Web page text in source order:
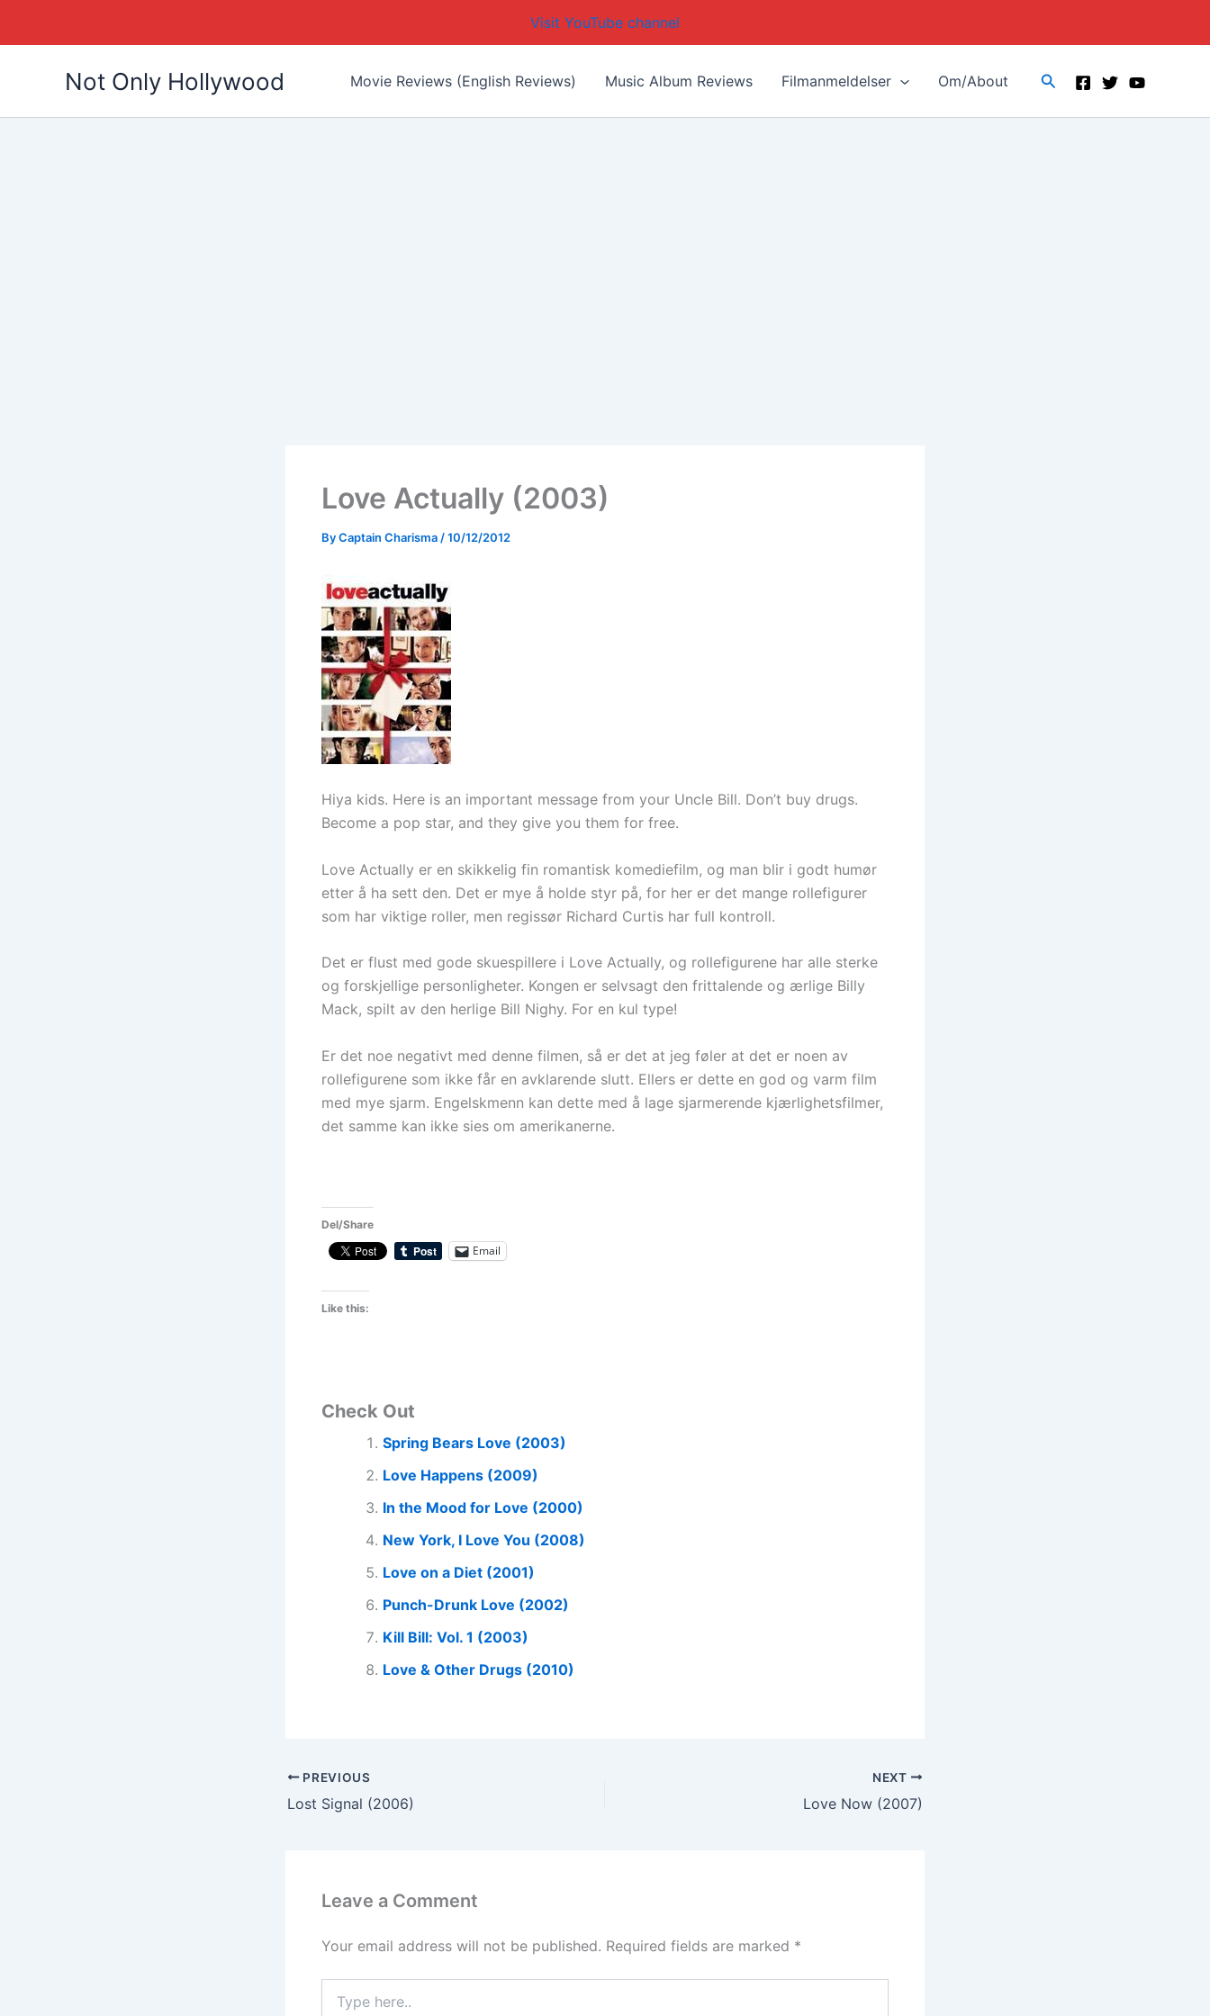
Visit YouTube channel
Not Only Hollywood Movie Reviews (English Reviews) Music Album Reviews Filmanmeldelser Om/About Search
Love Actually (2003)
ByCaptain Charisma/10/12/2012
Hiya kids. Here is an important message from your Uncle Bill. Don’t buy drugs.
Become a pop star, and they give you them for free.
Love Actually er en skikkelig fin romantisk komediefilm, og man blir i godt humør
etter å ha sett den. Det er mye å holde styr på, for her er det mange rollefigurer
som har viktige roller, men regissør Richard Curtis har full kontroll.
Det er flust med gode skuespillere i Love Actually, og rollefigurene har alle sterke
og forskjellige personligheter. Kongen er selvsagt den frittalende og ærlige Billy
Mack, spilt av den herlige Bill Nighy. For en kul type!
Er det noe negativt med denne filmen, så er det at jeg føler at det er noen av
rollefigurene som ikke får en avklarende slutt. Ellers er dette en god og varm film
med mye sjarm. Engelskmenn kan dette med å lage sjarmerende kjærlighetsfilmer,
det samme kan ikke sies om amerikanerne.
Del/Share
Email
Like this:
Check Out
Spring Bears Love (2003)
Love Happens (2009)
In the Mood for Love (2000)
New York, I Love You (2008)
Love on a Diet (2001)
Punch-Drunk Love (2002)
Kill Bill: Vol. 1 (2003)
Love & Other Drugs (2010)
PREVIOUS
Lost Signal (2006)
NEXT
Love Now (2007)
Leave a Comment
Your email address will not be published. Required fields are marked *
here..